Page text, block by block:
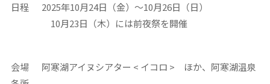
日程 2025年10月24日（金）～10月26日（日）
10月23日（木）には前夜祭を開催
会場 阿寒湖アイヌシアター < イコロ > ほか、阿寒湖温泉